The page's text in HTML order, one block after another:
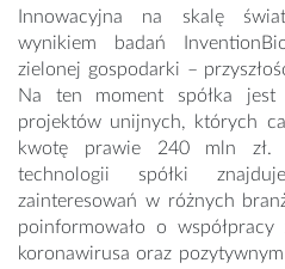
Innowacyjna na skalę
wynikiem badań
zielonej gospodarki –
Na ten moment spółka
projektów unijnych, których
kwotę prawie 240 mln zł.
technologii spółki
zainteresowań w różnych
poinformowało o
koronawirusa oraz